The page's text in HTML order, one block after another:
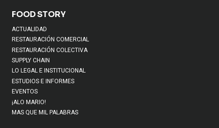
FOOD STORY
ACTUALIDAD
RESTAURACIÓN COMERCIAL
RESTAURACIÓN COLECTIVA
SUPPLY CHAIN
LO LEGAL E INSTITUCIONAL
ESTUDIOS E INFORMES
EVENTOS
¡ALO MARIO!
MAS QUE MIL PALABRAS